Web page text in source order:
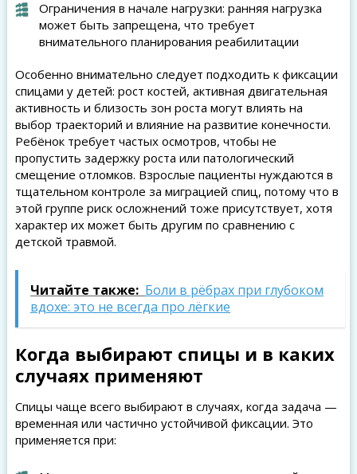
Ограничения в начале нагрузки: ранняя нагрузка
может быть запрещена, что требует
внимательного планирования реабилитации
Особенно внимательно следует подходить к фиксации
спицами у детей: рост костей, активная двигательная
активность и близость зон роста могут влиять на
выбор траекторий и влияние на развитие конечности.
Ребёнок требует частых осмотров, чтобы не
пропустить задержку роста или патологический
смещение отломков. Взрослые пациенты нуждаются в
тщательном контроле за миграцией спиц, потому что в
этой группе риск осложнений тоже присутствует, хотя
характер их может быть другим по сравнению с
детской травмой.
Читайте также: Боли в рёбрах при глубоком
вдохе: это не всегда про лёгкие
Когда выбирают спицы и в каких
случаях применяют
Спицы чаще всего выбирают в случаях, когда задача —
временная или частично устойчивой фиксации. Это
применяется при: